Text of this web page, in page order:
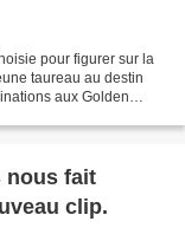
pour figurer sur la
taureau au destin
aux Golden
nous fait
clip.